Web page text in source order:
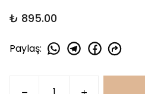
₺ 895.00
Paylaş: